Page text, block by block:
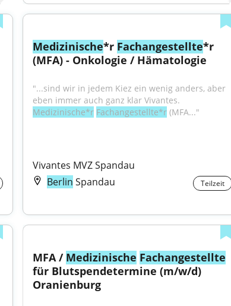
Medizinische*r Fachangestellte*r
(MFA) - Onkologie / Hämatologie
"...sind wir in jedem Kiez ein wenig anders, aber
Medizinische*r Fachangestellte*r (MFA..."
Vivantes MVZ Spandau
Berlin Spandau Teilzeit
MFA / Medizinische Fachangestellte
für Blutspendetermine (m/w/d)
Oranienburg